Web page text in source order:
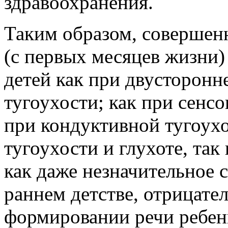
Таким образом,
(с первых месяцев
детей как при
тугоухости; как при
при кондуктивной
тугоухости и глухоте,
как даже незначительное
раннем детстве,
формировании речи